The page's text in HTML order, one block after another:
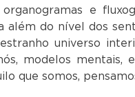
e
além do nível dos
universo
modelos mentais,
que somos,